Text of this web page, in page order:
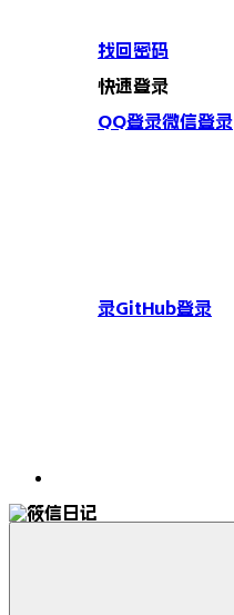
找回密码
快速登录
QQ登录微信登录
录GitHub登录